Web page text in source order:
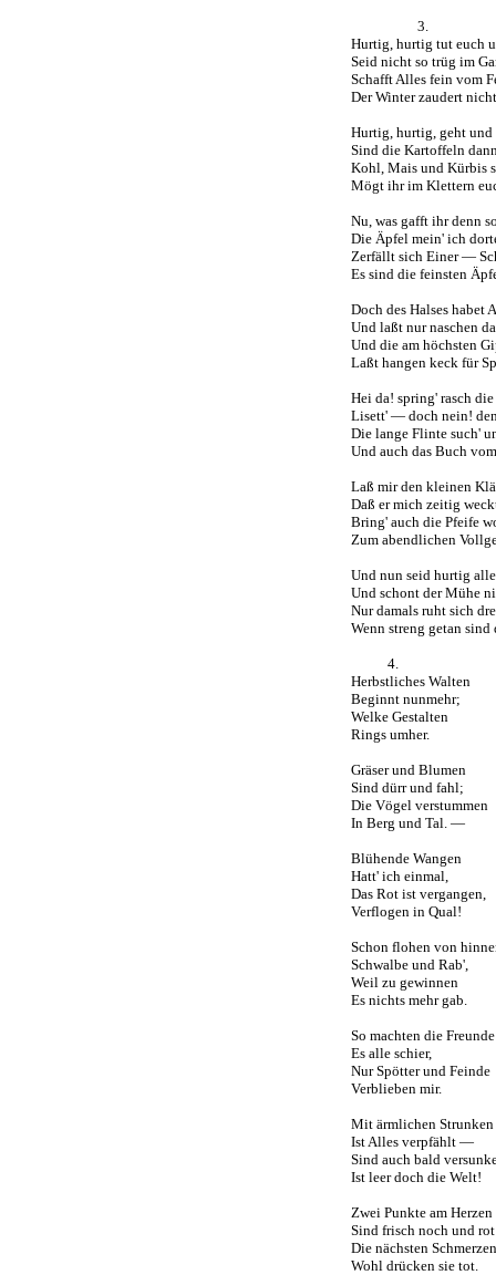
3.
Hurtig, hurtig tut euch
Seid nicht so trüg im
Schafft Alles fein vom
Der Winter zaudert
Hurtig, hurtig, geht und
Sind die Kartoffeln
Kohl, Mais und Kürbis
Mögt ihr im Klettern
Nu, was gafft ihr denn
Die Äpfel mein' ich
Zerfällt sich Einer —
Es sind die feinsten
Doch des Halses habet
Und laßt nur naschen
Und die am höchsten
Laßt hangen keck für
Hei da! spring' rasch
Lisett' — doch nein!
Die lange Flinte such'
Und auch das Buch
Laß mir den kleinen
Daß er mich zeitig
Bring' auch die Pfeife
Zum abendlichen
Und nun seid hurtig
Und schont der Mühe
Nur damals ruht sich
Wenn streng getan sind
4.
Herbstliches Walten
Beginnt nunmehr;
Welke Gestalten
Rings umher.
Gräser und Blumen
Sind dürr und fahl;
Die Vögel verstummen
In Berg und Tal. —
Blühende Wangen
Hatt' ich einmal,
Das Rot ist vergangen,
Verflogen in Qual!
Schon flohen von
Schwalbe und Rab',
Weil zu gewinnen
Es nichts mehr gab.
So machten die Freunde
Es alle schier,
Nur Spötter und Feinde
Verblieben mir.
Mit ärmlichen Strunken
Ist Alles verpfählt —
Sind auch bald
Ist leer doch die Welt!
Zwei Punkte am Herzen
Sind frisch noch und rot
Die nächsten Schmerzen
Wohl drücken sie tot.